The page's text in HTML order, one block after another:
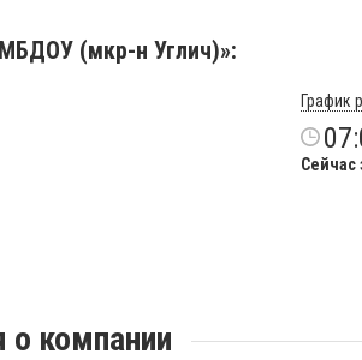
(мкр-н Углич)»:
График
Сейчас
компании